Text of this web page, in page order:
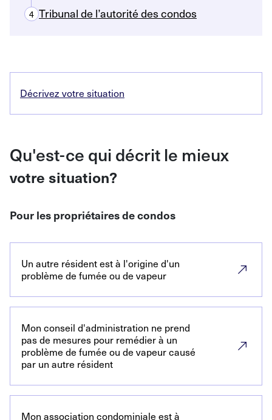
4 Tribunal de l’autorité des condos
Décrivez votre situation
Qu'est-ce qui décrit le mieux
votre situation?
Pour les propriétaires de condos
Un autre résident est à l'origine d'un
problème de fumée ou de vapeur
Mon conseil d'administration ne prend
pas de mesures pour remédier à un
problème de fumée ou de vapeur causé
par un autre résident
Mon association condominiale est à